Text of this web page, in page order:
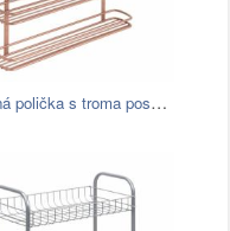
Závesná polička s troma poschodiami…